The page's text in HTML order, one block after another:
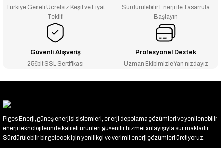
Türkiye Geneli Ücretsiz Keşif ve Fiyat
Teklifi
Sürdürülebilir Enerji ile Tasarrufa
Başlayın
Güvenli Alışveriş
256bit SSL Sertifikası
Profesyonel Destek
Uzman Ekibimizle Yanınızdayız
Piges Enerji, güneş enerjisi sistemleri, enerji depolama çözümleri ve yenilenebilir
enerji teknolojilerinde kaliteli ürünleri güvenilir hizmet anlayışıyla sunmaktadır.
Sürdürülebilir bir gelecek için yenilikçi ve verimli enerji çözümleri üretiyoruz.